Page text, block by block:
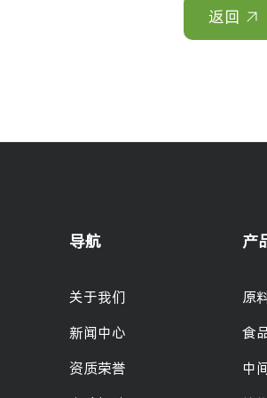
返回
导航
关于我们
新闻中心
资质荣誉
产
原
食
中